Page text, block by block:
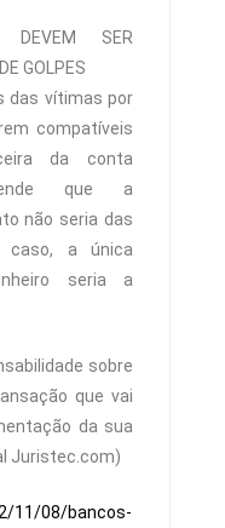
DEVEM SER
GOLPES
das vítimas por
compatíveis
da conta
que a
não seria das
caso, a única
seria a
sobre
que vai
da sua
Juristec.com)
11/08/bancos-